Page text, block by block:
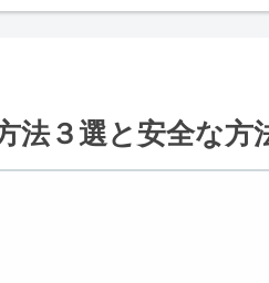
法３選と安全な方